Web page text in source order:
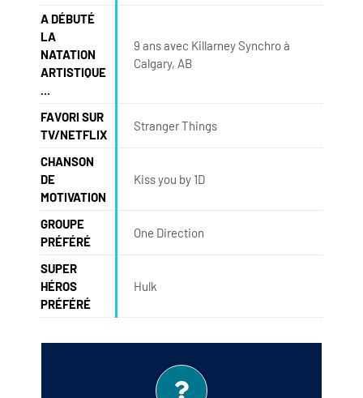
A DÉBUTÉ
LA
NATATION
ARTISTIQUE
...
9 ans avec Killarney Synchro à
Calgary, AB
FAVORI SUR
TV/NETFLIX
Stranger Things
CHANSON
DE
MOTIVATION
Kiss you by 1D
GROUPE
PRÉFÉRÉ
One Direction
SUPER
HÉROS
PRÉFÉRÉ
Hulk